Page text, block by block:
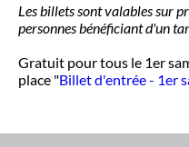
Les billets sont valables sur
personnes bénéficiant d'un
Gratuit pour tous le 1er
place "Billet d'entrée - 1er